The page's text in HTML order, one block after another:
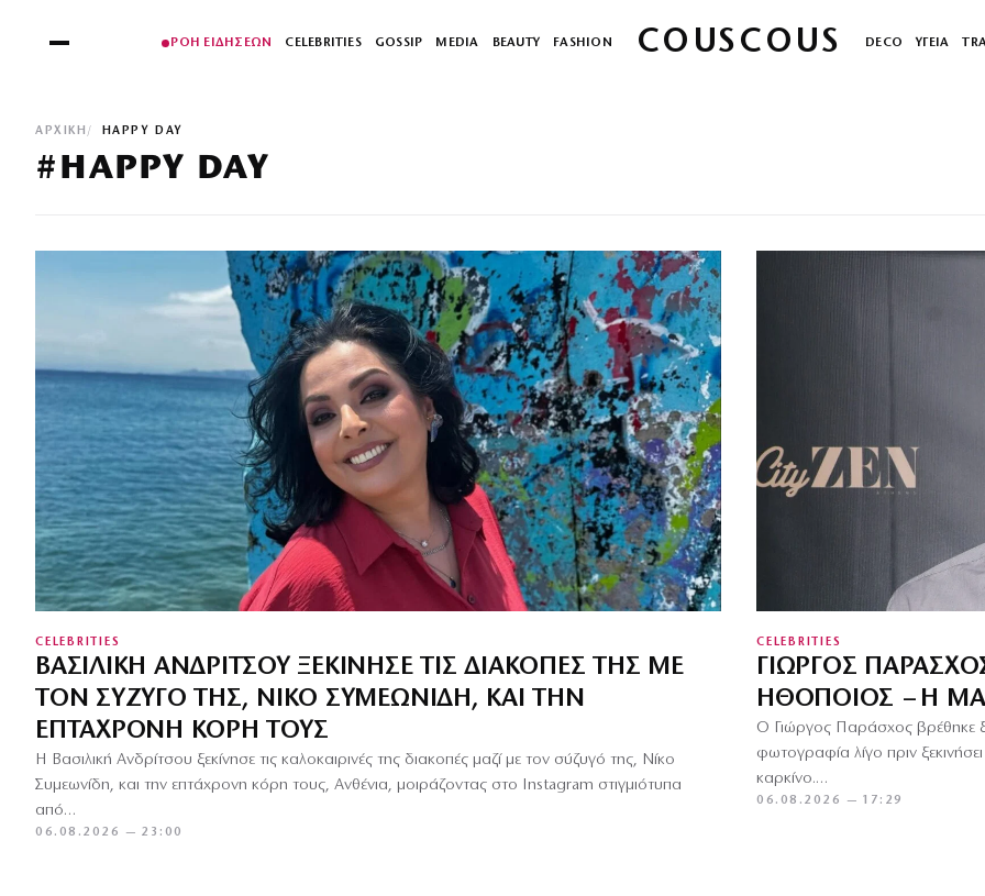
ΡΟΗ ΕΙΔΗΣΕΩΝ CELEBRITIES GOSSIP MEDIA BEAUTY FASHION COUSCOUS DECO ΥΓΕΙΑ
ΑΡΧΙΚΉ HAPPY DAY
#HAPPY DAY
CELEBRITIES
ΒΑΣΙΛΙΚΉ ΑΝΔΡΊΤΣΟΥ ΞΕΚΊΝΗΣΕ ΤΙΣ ΔΙΑΚΟΠΈΣ ΤΗΣ ΜΕ
ΤΟΝ ΣΎΖΥΓΌ ΤΗΣ, ΝΊΚΟ ΣΥΜΕΩΝΊΔΗ, ΚΑΙ ΤΗΝ
ΕΠΤΆΧΡΟΝΗ ΚΌΡΗ ΤΟΥΣ
Η Βασιλική Ανδρίτσου ξεκίνησε τις καλοκαιρινές της διακοπές μαζί με τον σύζυγό της, Νίκο
Συμεωνίδη, και την επτάχρονη κόρη τους, Ανθένια, μοιράζοντας στο Instagram στιγμιότυπα
από…
06.08.2026 — 23:00
CELEBRITIES
ΓΙΏΡΓΟΣ
ΗΘΟΠΟΙΌΣ – Η
Ο Γιώργος Παράσχος βρέθηκε
φωτογραφία λίγο πριν
καρκίνο.…
06.08.2026 — 17:29